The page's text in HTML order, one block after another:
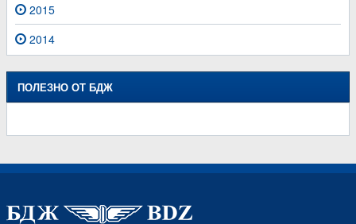
2015
2014
ПОЛЕЗНО ОТ БДЖ